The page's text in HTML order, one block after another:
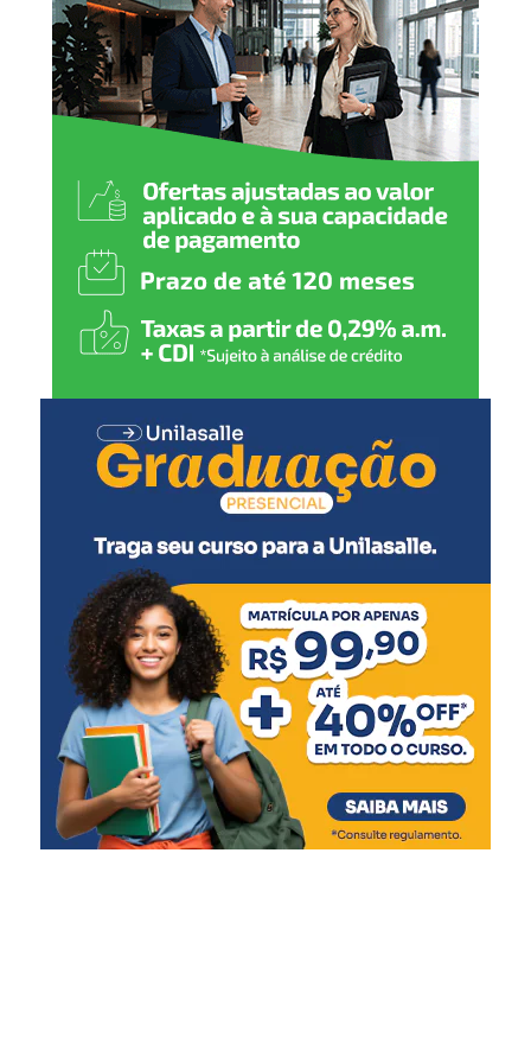
2 meses
Pentavalente (1ª dose)
Pólio (1ª dose)
Pneumocócica (1ª dose)
Rotavírus (1ª dose)
3 meses
Meningocócica C (1ª dose)
4 meses:
Pentavalente (2ª dose)
Pólio (2ª dose)
Pneumocócica (2ª dose)
5 meses:
Meningocócica C (2ª dose)
6 meses:
Pentavalente (3ª dose)
Pólio (3ª dose)
Influenza
Covid-19 (1ª dose)